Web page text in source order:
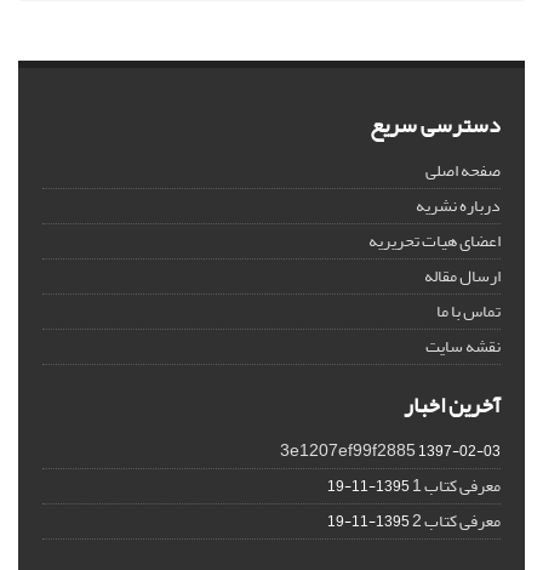
دسترسی سریع
صفحه اصلی
درباره نشریه
اعضای هیات تحریریه
ارسال مقاله
تماس با ما
نقشه سایت
آخرین اخبار
3e1207ef99f28851397-02-03
معرفی کتاب 1 1395-11-19
معرفی کتاب 2 1395-11-19